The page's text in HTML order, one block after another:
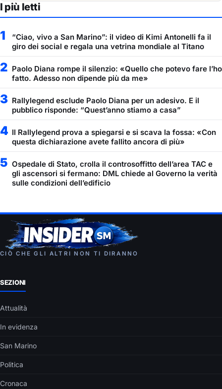
I più letti
1
“Ciao, vivo a San Marino”: il video di Kimi Antonelli fa il
giro dei social e regala una vetrina mondiale al Titano
2 Paolo Diana rompe il silenzio: «Quello che potevo fare l’ho
fatto. Adesso non dipende più da me»
3 Rallylegend esclude Paolo Diana per un adesivo. E il
pubblico risponde: “Quest’anno stiamo a casa”
4 Il Rallylegend prova a spiegarsi e si scava la fossa: «Con
questa dichiarazione avete fallito ancora di più»
5 Ospedale di Stato, crolla il controsoffitto dell’area TAC e
gli ascensori si fermano: DML chiede al Governo la verità
sulle condizioni dell’edificio
CIÒ CHE GLI ALTRI NON TI DIRANNO
SEZIONI
Attualità
In evidenza
San Marino
Politica
Cronaca